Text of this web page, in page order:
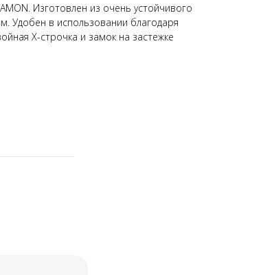
Изготовлен из очень устойчивого
Удобен в использовании благодаря
X-строчка и замок на застежке